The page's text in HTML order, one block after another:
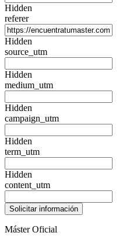
Hidden
referer
Hidden
source_utm
Hidden
medium_utm
Hidden
campaign_utm
Hidden
term_utm
Hidden
content_utm
Máster Oficial